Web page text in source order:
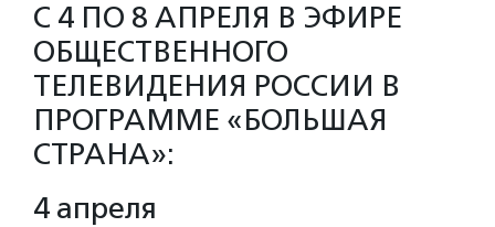
C 4 ПО 8 АПРЕЛЯ В ЭФИРЕ
ОБЩЕСТВЕННОГО
ТЕЛЕВИДЕНИЯ РОССИИ В
ПРОГРАММЕ «БОЛЬШАЯ
СТРАНА»:
4 апреля